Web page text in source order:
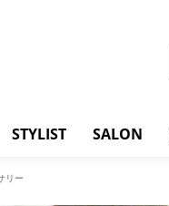
STYLIST SALON
リー